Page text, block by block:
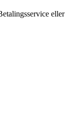
eller